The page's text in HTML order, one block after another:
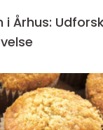
i Århus: